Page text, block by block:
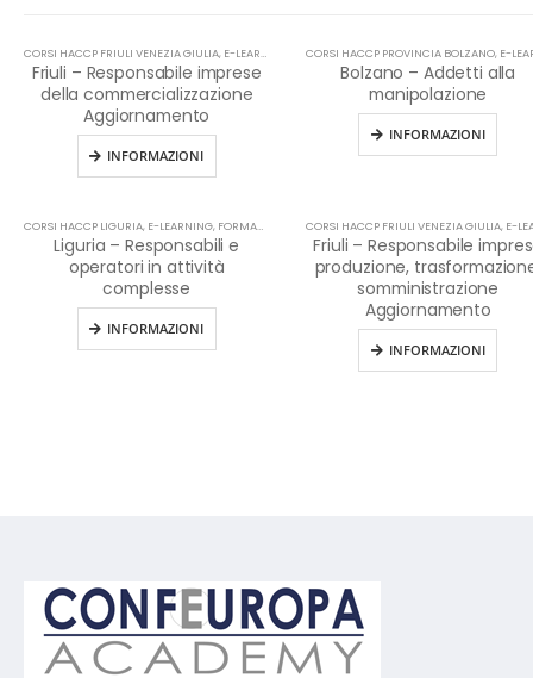
CORSI HACCP FRIULI VENEZIA GIULIA, E-LEARNING HACCP
Friuli – Responsabile imprese
della commercializzazione
Aggiornamento
INFORMAZIONI
CORSI HACCP PROVINCIA BOLZANO, E-
Bolzano – Addetti alla
manipolazione
INFORMAZIONI
CORSI HACCP LIGURIA, E-LEARNING, FORMAZIONE HACCP IN LINGUA ITALIANA ,HACCP
Liguria – Responsabili e
operatori in attività
complesse
INFORMAZIONI
CORSI HACCP FRIULI VENEZIA GIULIA, E-
Friuli – Responsabile
produzione,
somministrazione
Aggiornamento
INFORMAZIONI